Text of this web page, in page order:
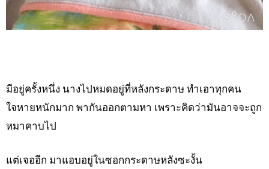
มีอยู่ครั้งหนึ่ง นางไปหมดอยู่ที่หลังกระดาษ ทำเอาทุกคน
ใจหายหนักมาก พากันออกตามหา เพราะคิดว่ามันอาจจะถูก
หมาคาบไป
แต่เจออีก มาแอบอยู่ในซอกกระดาษหลังซะงั้น